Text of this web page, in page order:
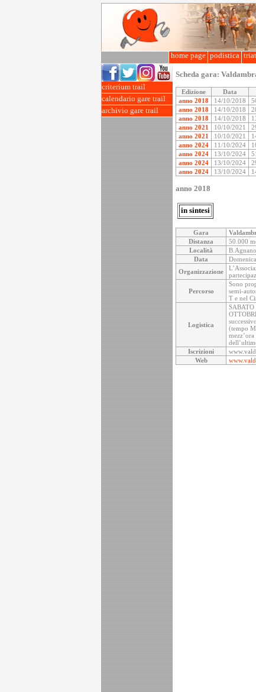
home page podistica
criterium trail
calendario gare trail
archivio gare trail
Scheda gara:
Edizione Data
anno 2018
14/10/2018
anno 2018
14/10/2018
anno 2018
14/10/2018
anno 2021
10/10/2021
anno 2021
10/10/2021
anno 2024
11/10/2024
anno 2024
13/10/2024
anno 2024
13/10/2024
anno 2024
13/10/2024
anno 2018
in sintesi
Gara
Distanza
50.000
Località
Data
Domenica
Organizzazione
Percorso
Sono
semi-
T e nel
Logistica
SABATO
(tempo
Iscrizioni
Web